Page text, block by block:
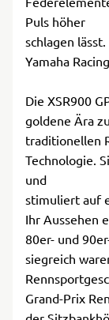
Puls höher
schlagen
Yamaha
Die XSR900
goldene Ära
traditionellen
Technologie.
und
stimuliert auf
Ihr Aussehen
80er- und
siegreich
Grand-Prix